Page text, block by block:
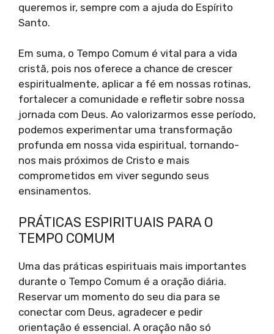
queremos ir, sempre com a ajuda do Espírito
Santo.
Em suma, o Tempo Comum é vital para a vida
cristã, pois nos oferece a chance de crescer
espiritualmente, aplicar a fé em nossas rotinas,
fortalecer a comunidade e refletir sobre nossa
jornada com Deus. Ao valorizarmos esse período,
podemos experimentar uma transformação
profunda em nossa vida espiritual, tornando-
nos mais próximos de Cristo e mais
comprometidos em viver segundo seus
ensinamentos.
PRÁTICAS ESPIRITUAIS PARA O
TEMPO COMUM
Uma das práticas espirituais mais importantes
durante o Tempo Comum é a oração diária.
Reservar um momento do seu dia para se
conectar com Deus, agradecer e pedir
orientação é essencial. A oração não só